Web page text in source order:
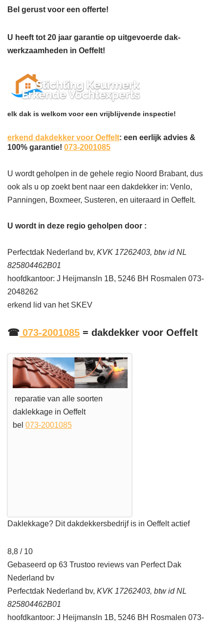
Bel gerust voor een offerte!
U heeft tot 20 jaar garantie op uitgevoerde dak-
werkzaamheden in Oeffelt!
elk dak is welkom voor een vrijblijvende inspectie!
erkend dakdekker voor Oeffelt: een eerlijk advies &
100% garantie! 073-2001085
U wordt geholpen in de gehele regio Noord Brabant, dus
ook als u op zoekt bent naar een dakdekker in: Venlo,
Panningen, Boxmeer, Susteren, en uiteraard in Oeffelt.
U wordt in deze regio geholpen door :
Perfectdak Nederland bv, KVK 17262403, btw id NL
825804462B01
hoofdkantoor: J Heijmansln 1B, 5246 BH Rosmalen 073-
2048262
erkend lid van het SKEV
☎ 073-2001085 = dakdekker voor Oeffelt
reparatie van alle soorten
daklekkage in Oeffelt
bel 073-2001085
Daklekkage? Dit dakdekkersbedrijf is in Oeffelt actief
8,8 / 10
Gebaseerd op 63 Trustoo reviews van Perfect Dak
Nederland bv
Perfectdak Nederland bv, KVK 17262403, btw id NL
825804462B01
hoofdkantoor: J Heijmansln 1B, 5246 BH Rosmalen 073-